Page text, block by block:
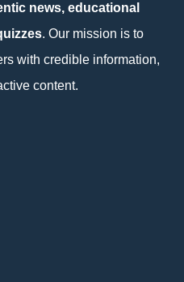
news, educational
. Our mission is to
with credible information,
content.